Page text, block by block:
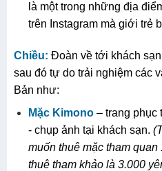
là một trong những địa
trên Instagram mà giới trẻ
Chiều: Đoàn về tới khách
sau đó tự do trải nghiệm các
Bản như:
Mặc Kimono– trang phục
-­ chụp ảnh tại khách sạn.
muốn thuê mặc tham
thuê tham khảo là 3.000